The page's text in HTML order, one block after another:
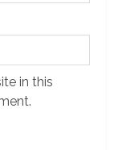
in this